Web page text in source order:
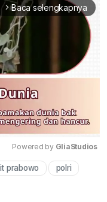
arrow_forward_ios Baca selengkapnya
Mute
Powered by GliaStudios
prabowo polri